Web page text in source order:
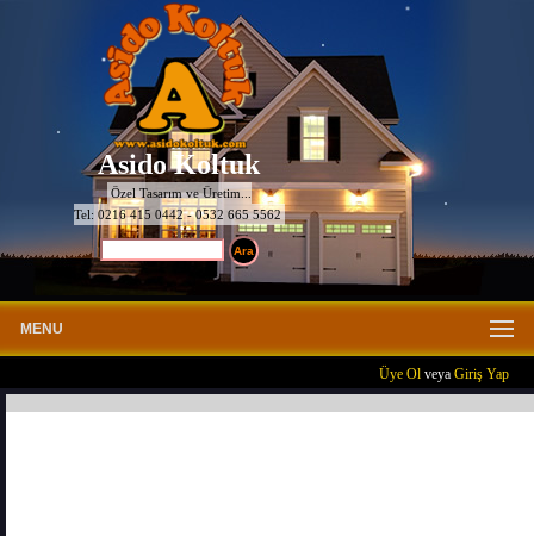
Asido Koltuk
Özel Tasarım ve Üretim...
Tel: 0216 415 0442 - 0532 665 5562
MENU
Üye Ol veya Giriş Yap